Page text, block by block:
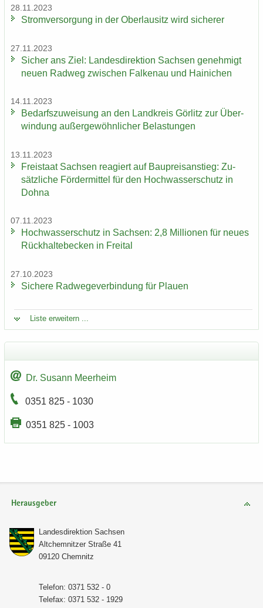
28.11.2023
Strom­ver­sor­gung in der Ober­lau­sitz wird si­che­rer
27.11.2023
Si­cher ans Ziel: Lan­des­di­rek­ti­on Sach­sen ge­neh­migt
neuen Rad­weg zwi­schen Fal­ken­au und Hai­ni­chen
14.11.2023
Be­darfs­zu­wei­sung an den Land­kreis Gör­litz zur Über­
win­dung au­ßer­ge­wöhn­li­cher Be­las­tun­gen
13.11.2023
Frei­staat Sach­sen re­agiert auf Bau­preis­an­stieg: Zu­
sätz­li­che För­der­mit­tel für den Hoch­was­ser­schutz in
Dohna
07.11.2023
Hoch­was­ser­schutz in Sach­sen: 2,8 Mil­lio­nen für neues
Rück­hal­te­be­cken in Frei­tal
27.10.2023
Si­che­re Rad­we­ge­ver­bin­dung für Plau­en
Liste er­wei­tern ...
Dr. Su­sann Meer­heim
0351 825 - 1030
0351 825 - 1003
Herausgeber
Lan­des­di­rek­ti­on Sach­sen
Alt­chem­nit­zer Stra­ße 41
09120 Chem­nitz
Te­le­fon: 0371 532 - 0
Te­le­fax: 0371 532 - 1929